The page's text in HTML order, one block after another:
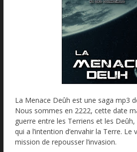
La Menace Deûh est une saga mp3
Nous sommes en 2222, cette date
guerre entre les Terriens et les
qui a l’intention d’envahir la Terre.
mission de repousser l’invasion.